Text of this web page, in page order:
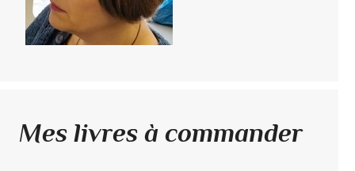
Mes livres à commander